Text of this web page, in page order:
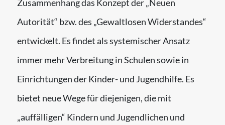
Zusammenhang das Konzept der „Neuen
Autorität“ bzw. des „Gewaltlosen Widerstandes“
entwickelt. Es findet als systemischer Ansatz
immer mehr Verbreitung in Schulen sowie in
Einrichtungen der Kinder- und Jugendhilfe. Es
bietet neue Wege für diejenigen, die mit
„auffälligen“ Kindern und Jugendlichen und